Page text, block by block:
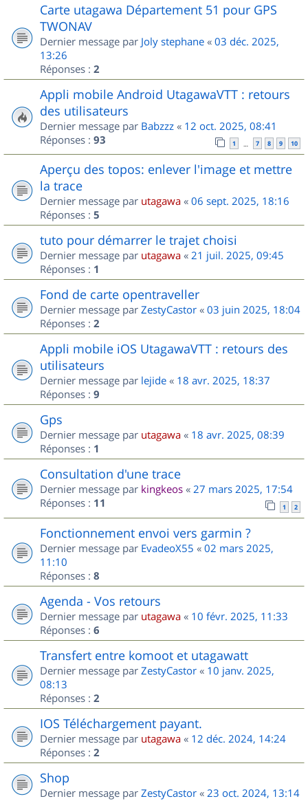
Carte utagawa Département 51 pour GPS
TWONAV
Dernier message par Joly stephane « 03 déc. 2025,
13:26
Réponses : 2
Appli mobile Android UtagawaVTT : retours
des utilisateurs
Dernier message par Babzzz « 12 oct. 2025, 08:41
Réponses : 93 1 … 7 8 9 10
Aperçu des topos: enlever l'image et mettre
la trace
Dernier message par utagawa « 06 sept. 2025, 18:16
Réponses : 5
tuto pour démarrer le trajet choisi
Dernier message par utagawa « 21 juil. 2025, 09:45
Réponses : 1
Fond de carte opentraveller
Dernier message par ZestyCastor « 03 juin 2025, 18:04
Réponses : 2
Appli mobile iOS UtagawaVTT : retours des
utilisateurs
Dernier message par lejide « 18 avr. 2025, 18:37
Réponses : 9
Gps
Dernier message par utagawa « 18 avr. 2025, 08:39
Réponses : 1
Consultation d'une trace
Dernier message par kingkeos « 27 mars 2025, 17:54
Réponses : 11 1 2
Fonctionnement envoi vers garmin ?
Dernier message par EvadeoX55 « 02 mars 2025,
11:10
Réponses : 8
Agenda - Vos retours
Dernier message par utagawa « 10 févr. 2025, 11:33
Réponses : 6
Transfert entre komoot et utagawatt
Dernier message par ZestyCastor « 10 janv. 2025,
08:13
Réponses : 2
IOS Téléchargement payant.
Dernier message par utagawa « 12 déc. 2024, 14:24
Réponses : 2
Shop
Dernier message par ZestyCastor « 23 oct. 2024, 13:14